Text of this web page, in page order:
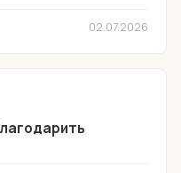
02.07.2026